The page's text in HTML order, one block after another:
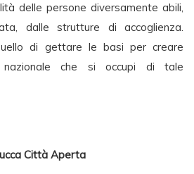
delle persone diversamente abili,
dalle strutture di accoglienza.
di gettare le basi per creare
nazionale che si occupi di tale
Città Aperta